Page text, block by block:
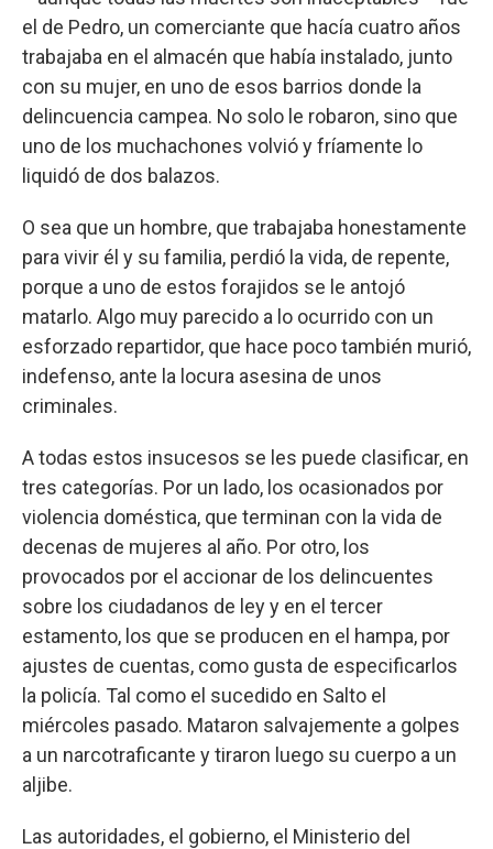
el de Pedro, un comerciante que hacía cuatro años
trabajaba en el almacén que había instalado, junto
con su mujer, en uno de esos barrios donde la
delincuencia campea. No solo le robaron, sino que
uno de los muchachones volvió y fríamente lo
liquidó de dos balazos.
O sea que un hombre, que trabajaba honestamente
para vivir él y su familia, perdió la vida, de repente,
porque a uno de estos forajidos se le antojó
matarlo. Algo muy parecido a lo ocurrido con un
esforzado repartidor, que hace poco también murió,
indefenso, ante la locura asesina de unos
criminales.
A todas estos insucesos se les puede clasificar, en
tres categorías. Por un lado, los ocasionados por
violencia doméstica, que terminan con la vida de
decenas de mujeres al año. Por otro, los
provocados por el accionar de los delincuentes
sobre los ciudadanos de ley y en el tercer
estamento, los que se producen en el hampa, por
ajustes de cuentas, como gusta de especificarlos
la policía. Tal como el sucedido en Salto el
miércoles pasado. Mataron salvajemente a golpes
a un narcotraficante y tiraron luego su cuerpo a un
aljibe.
Las autoridades, el gobierno, el Ministerio del